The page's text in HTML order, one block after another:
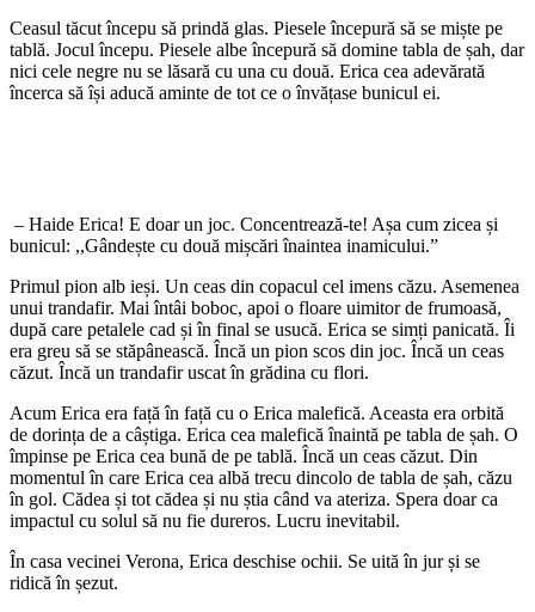
Ceasul tăcut începu să prindă glas. Piesele începură să se miște pe
tablă. Jocul începu. Piesele albe începură să domine tabla de șah, dar
nici cele negre nu se lăsară cu una cu două. Erica cea adevărată
încerca să își aducă aminte de tot ce o învățase bunicul ei.
– Haide Erica! E doar un joc. Concentrează-te! Așa cum zicea și
bunicul: ,,Gândește cu două mișcări înaintea inamicului.”
Primul pion alb ieși. Un ceas din copacul cel imens căzu. Asemenea
unui trandafir. Mai întâi boboc, apoi o floare uimitor de frumoasă,
după care petalele cad și în final se usucă. Erica se simți panicată. Îi
era greu să se stăpânească. Încă un pion scos din joc. Încă un ceas
căzut. Încă un trandafir uscat în grădina cu flori.
Acum Erica era față în față cu o Erica malefică. Aceasta era orbită
de dorința de a câștiga. Erica cea malefică înaintă pe tabla de șah. O
împinse pe Erica cea bună de pe tablă. Încă un ceas căzut. Din
momentul în care Erica cea albă trecu dincolo de tabla de șah, căzu
în gol. Cădea și tot cădea și nu știa când va ateriza. Spera doar ca
impactul cu solul să nu fie dureros. Lucru inevitabil.
În casa vecinei Verona, Erica deschise ochii. Se uită în jur și se
ridică în șezut.